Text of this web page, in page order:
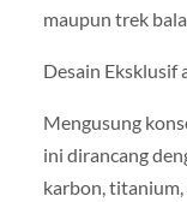
maupun trek
Desain Eksklusif
Mengusung
ini dirancang
karbon, titanium,